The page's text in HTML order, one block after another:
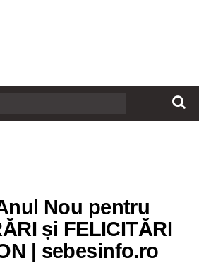
Nou pentru
și FELICITĂRI
| sebesinfo.ro